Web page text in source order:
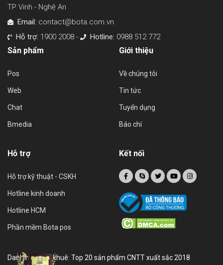
TP Vinh - Nghệ An
Email: contact@bota.com.vn
Hỗ trợ: 1900 2008 - Hotline: 0988 512 772
Sản phẩm
Pos
Web
Chat
Bmedia
Giới thiệu
Về chúng tôi
Tin tức
Tuyển dụng
Báo chí
Hỗ trợ
Hỗ trợ kỹ thuật - CSKH
Hotline kinh doanh
Hotline HCM
Phần mềm Bota pos
Kết nối
Danh hiệu sao khuê: Top 20 sản phẩm CNTT xuất sắc 2018